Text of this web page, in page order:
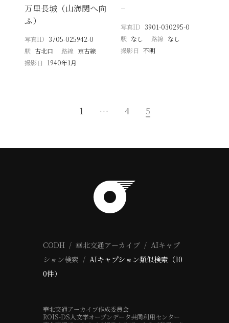
万里長城（山海関へ向
ふ）
写真ID 3705-025942-0
駅 古北口 路線 京古線
撮影日
1940年1月
−
写真ID 3901-030295-0
駅 なし 路線 なし
撮影日 不明
1 … 4 5
CODH 華北交通アーカイブ
AIキャプ
ション検索
AIキャプション類似検索（10
0件）
華北交通アーカイブ作成委員会
ROIS-DS人文学オープンデータ共同利用センター